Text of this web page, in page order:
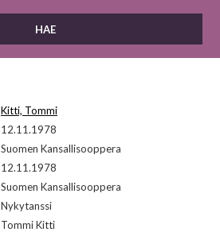
Kitti, Tommi
12.11.1978
Suomen Kansallisooppera
12.11.1978
Suomen Kansallisooppera
Nykytanssi
Tommi Kitti